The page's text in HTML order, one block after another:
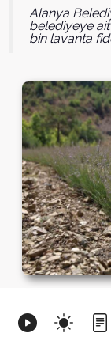
Alanya
belediyeye
bin lavanta